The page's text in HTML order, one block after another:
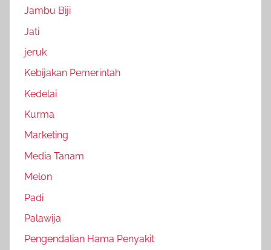
Jambu Biji
Jati
jeruk
Kebijakan Pemerintah
Kedelai
Kurma
Marketing
Media Tanam
Melon
Padi
Palawija
Pengendalian Hama Penyakit